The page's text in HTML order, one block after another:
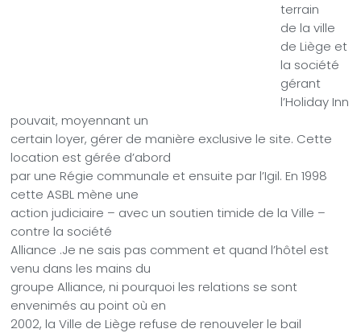
terrain
de la ville
de Liège et
la société
gérant
l’Holiday Inn
pouvait, moyennant un
certain loyer, gérer de manière exclusive le site. Cette
location est gérée d’abord
par une Régie communale et ensuite par l’Igil. En 1998
cette ASBL mène une
action judiciaire – avec un soutien timide de la Ville –
contre la société
Alliance .Je ne sais pas comment et quand l’hôtel est
venu dans les mains du
groupe Alliance, ni pourquoi les relations se sont
envenimés au point où en
2002, la Ville de Liège refuse de renouveler le bail